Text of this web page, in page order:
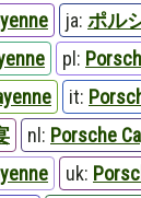
ja: ポル
pl:
it:
nl: Porsche
uk: